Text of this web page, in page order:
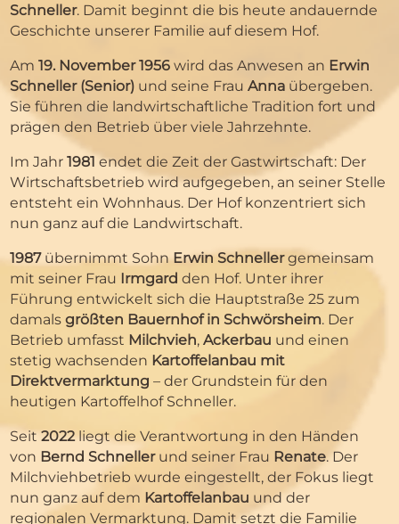
Schneller. Damit beginnt die bis heute andauernde
Geschichte unserer Familie auf diesem Hof.
Am19. November 1956 wird das Anwesen an Erwin
Schneller (Senior) und seine FrauAnna übergeben.
Sie führen die landwirtschaftliche Tradition fort und
prägen den Betrieb über viele Jahrzehnte.
Im Jahr1981 endet die Zeit der Gastwirtschaft: Der
Wirtschaftsbetrieb wird aufgegeben, an seiner Stelle
entsteht ein Wohnhaus. Der Hof konzentriert sich
nun ganz auf die Landwirtschaft.
1987übernimmt SohnErwin Schnellergemeinsam
mit seiner Frau Irmgard den Hof. Unter ihrer
Führung entwickelt sich die Hauptstraße 25 zum
damalsgrößten Bauernhof in Schwörsheim. Der
Betrieb umfasst Milchvieh,Ackerbau und einen
stetig wachsenden Kartoffelanbau mit
Direktvermarktung – der Grundstein für den
heutigen Kartoffelhof Schneller.
Seit2022liegt die Verantwortung in den Händen
von Bernd Schnellerund seiner Frau Renate. Der
Milchviehbetrieb wurde eingestellt, der Fokus liegt
nun ganz auf dem Kartoffelanbau und der
regionalen Vermarktung. Damit setzt die Familie